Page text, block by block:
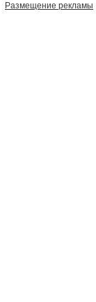
Размещение рекламы